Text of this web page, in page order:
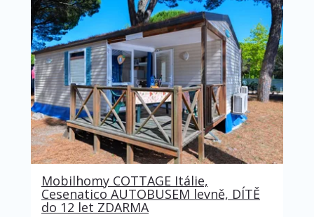
Mobilhomy COTTAGE Itálie,
Cesenatico AUTOBUSEM levně, DÍTĚ
do 12 let ZDARMA